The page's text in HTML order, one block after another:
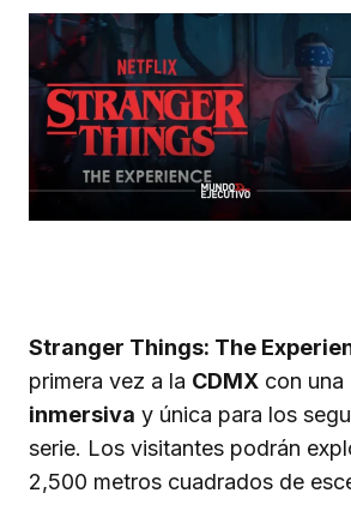
Stranger Things: The
primera vez a la CDMX con una
inmersiva y única para los
serie. Los visitantes podrán
2,500 metros cuadrados de